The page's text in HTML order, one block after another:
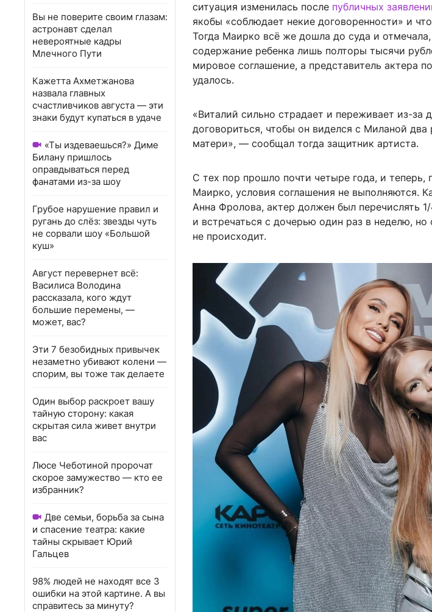
Вы не поверите своим глазам:
астронавт сделал
невероятные кадры
Млечного Пути
Кажетта Ахметжанова
назвала главных
счастливчиков августа — эти
знаки будут купаться в удаче
«Ты издеваешься?» Диме
Билану пришлось
оправдываться перед
фанатами из-за шоу
Грубое нарушение правил и
ругань до слёз: звезды чуть
не сорвали шоу «Большой
куш»
Август перевернет всё:
Василиса Володина
рассказала, кого ждут
большие перемены, —
может, вас?
Эти 7 безобидных привычек
незаметно убивают колени —
спорим, вы тоже так делаете
Один выбор раскроет вашу
тайную сторону: какая
скрытая сила живет внутри
вас
Люсе Чеботиной пророчат
скорое замужество — кто ее
избранник?
Две семьи, борьба за сына
и спасение театра: какие
тайны скрывает Юрий
Гальцев
98% людей не находят все 3
ошибки на этой картине. А вы
справитесь за минуту?
ситуация изменилась после публичных
якобы «соблюдает некие договоренности» и
Тогда Маирко всё же дошла до суда и отмечала,
содержание ребенка лишь полторы тысячи
мировое соглашение, а представитель актера
удалось.
«Виталий сильно страдает и переживает из-за
договориться, чтобы он виделся с Миланой два
матери», — сообщал тогда защитник артиста.
С тех пор прошло почти четыре года, и теперь,
Маирко, условия соглашения не выполняются.
Анна Фролова, актер должен был перечислять
и встречаться с дочерью один раз в неделю, но
не происходит.